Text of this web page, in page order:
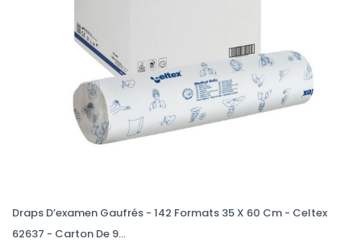
Draps D’examen Gaufrés - 142 Formats 35 X 60 Cm - Celtex
62637 - Carton De 9...